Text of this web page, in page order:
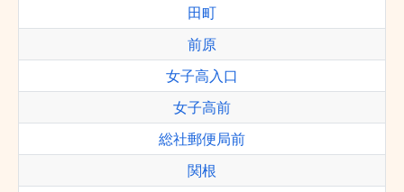
田町
前原
女子高入口
女子高前
総社郵便局前
関根